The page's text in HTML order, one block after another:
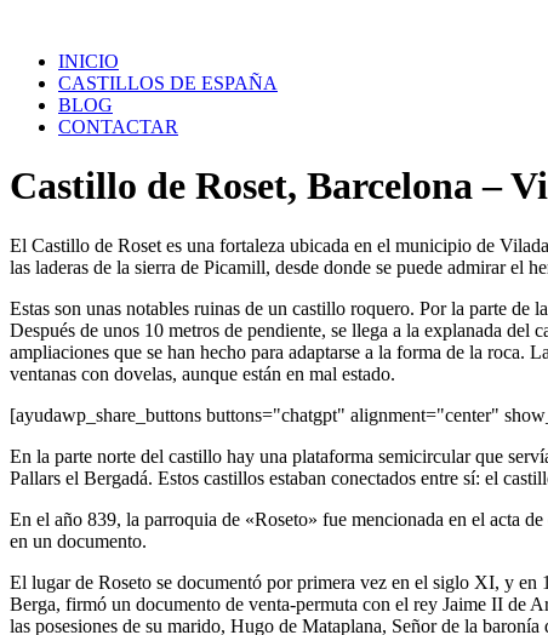
contenidoINICIO
CASTILLOS DE ESPAÑA
BLOG
CONTACTAR
Castillo de Roset, Barcelona –
El Castillo de Roset es una fortaleza ubicada en el municipio de
las laderas de la sierra de Picamill, desde donde se puede admirar el
Estas son unas notables ruinas de un castillo roquero. Por la parte de
Después de unos 10 metros de pendiente, se llega a la explanada
ampliaciones que se han hecho para adaptarse a la forma de la roca.
ventanas con dovelas, aunque están en mal estado.
[ayudawp_share_buttons buttons="chatgpt" alignment="center"
En la parte norte del castillo hay una plataforma semicircular que
Pallars el Bergadá. Estos castillos estaban conectados entre sí: el
En el año 839, la parroquia de «Roseto» fue mencionada en el acta
en un documento.
El lugar de Roseto se documentó por primera vez en el siglo XI, y en
Berga, firmó un documento de venta-permuta con el rey Jaime II de
las posesiones de su marido, Hugo de Mataplana, Señor de la baronía